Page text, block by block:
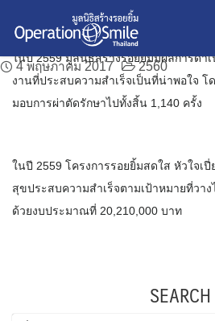
content
เดือน: พฤษภาคม 2017
สรุปผลประกอบการปี 2559
4 พฤษภาคม 2017
ในปี 2559 มูลนิธิสร้างรอยยิ้มมีผลการดำ
งานที่ประสบความสำเร็จเป็นที่น่าพอใจ โ
มอบการผ่าตัดรักษาไปทั้งสิ้น 1,140 ครั้ง
ผลการดำเนินงานปี 2559 โค
หัวใจเปี่ยมสุข
4 พฤษภาคม 2017 2560
ในปี 2559 โครงการรอยยิ้มสดใส หัวใจเปี่
สุขประสบความสำเร็จตามเป้าหมายที่วาง
ด้วยงบประมาณที่ 20,210,000 บาท
SEARCH